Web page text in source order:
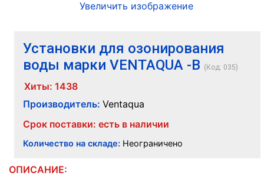
Увеличить изображение
Установки для озонирования
воды марки VENTAQUA -В (Код: 035)
Хиты: 1438
Производитель: Ventaqua
Срок поставки: есть в наличии
Количество на складе: Неограничено
ОПИСАНИЕ: